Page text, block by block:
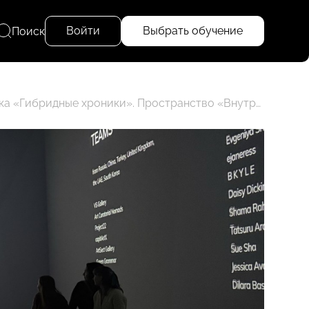
Поиск Войти Выбрать обучение
Выездное занятие факультета «Арт-менеджмент и галерейный бизнес» RMA. Выставка «Гибридные хроники». Пространство «Внутри», Хлебозавод